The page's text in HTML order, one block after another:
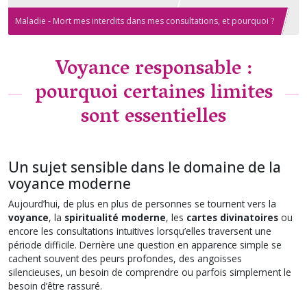
Maladie - Mort mes interdits dans mes consultations, et pourquoi ?
Voyance responsable :
pourquoi certaines limites
sont essentielles
Un sujet sensible dans le domaine de la
voyance moderne
Aujourd’hui, de plus en plus de personnes se tournent vers la
voyance, la spiritualité moderne, les cartes divinatoires ou
encore les consultations intuitives lorsqu’elles traversent une
période difficile. Derrière une question en apparence simple se
cachent souvent des peurs profondes, des angoisses
silencieuses, un besoin de comprendre ou parfois simplement le
besoin d’être rassuré.